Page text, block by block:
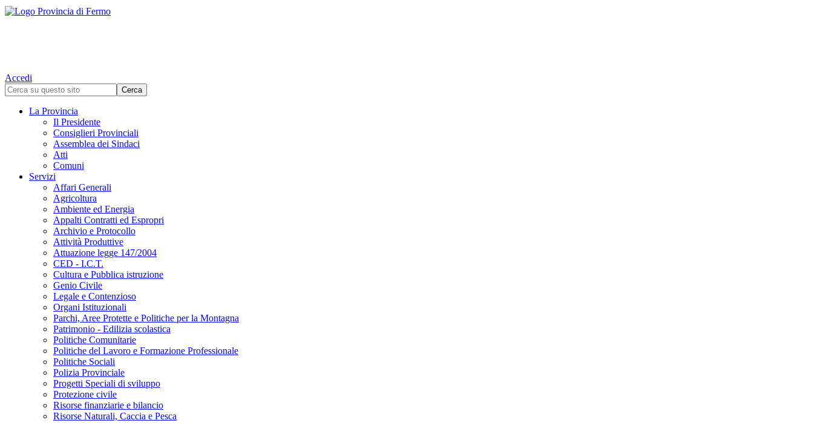
Accedi
La Provincia
Il Presidente
Consiglieri Provinciali
Assemblea dei Sindaci
Atti
Comuni
Servizi
Affari Generali
Agricoltura
Ambiente ed Energia
Appalti Contratti ed Espropri
Archivio e Protocollo
Attività Produttive
Attuazione legge 147/2004
CED - I.C.T.
Cultura e Pubblica istruzione
Genio Civile
Legale e Contenzioso
Organi Istituzionali
Parchi, Aree Protette e Politiche per la Montagna
Patrimonio - Edilizia scolastica
Politiche Comunitarie
Politiche del Lavoro e Formazione Professionale
Politiche Sociali
Polizia Provinciale
Progetti Speciali di sviluppo
Protezione civile
Risorse finanziarie e bilancio
Risorse Naturali, Caccia e Pesca